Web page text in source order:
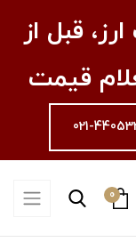
قبل از
قیمت
021-
0